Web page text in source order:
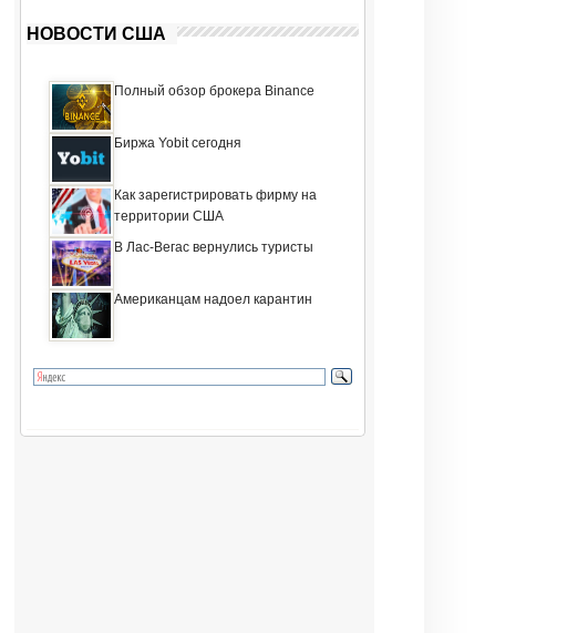
НОВОСТИ США
Полный обзор брокера Binance
Биржа Yobit сегодня
Как зарегистрировать фирму на
территории США
В Лас-Вегас вернулись туристы
Американцам надоел карантин